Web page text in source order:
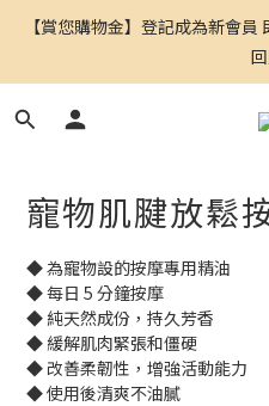
【賞您購物金】登記成為新會
寵物肌腱放鬆
◆ 為寵物設的按摩專用精油
◆ 每日 5 分鐘按摩
◆ 純天然成份，持久芳香
◆ 緩解肌肉緊張和僵硬
◆ 改善柔韌性，增強活動能力
◆ 使用後清爽不油膩